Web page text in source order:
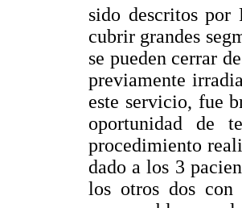
sido descritos
cubrir grandes
se pueden cerrar
previamente
este servicio, fue
oportunidad de
procedimiento
dado a los 3
los otros dos con